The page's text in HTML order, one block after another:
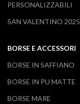
PERSONALIZZABILI
SAN VALENTINO 2025
BORSE E ACCESSORI
BORSE IN SAFFIANO
BORSE IN PU MATTE
BORSE MARE